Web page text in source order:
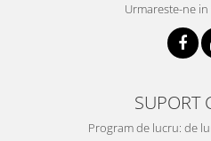
Urmareste-ne
SUPORT
Program de lucru: de